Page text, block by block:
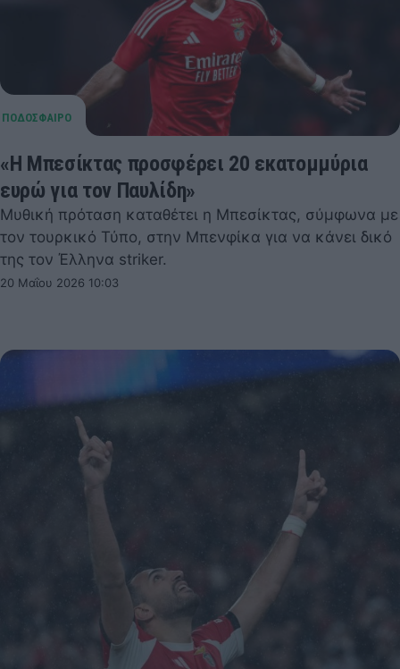
«Η Μπεσίκτας προσφέρει 20 εκατομμύρια
ευρώ για τον Παυλίδη»
Μυθική πρόταση καταθέτει η Μπεσίκτας, σύμφωνα με
τον τουρκικό Τύπο, στην Μπενφίκα για να κάνει δικό
της τον Έλληνα striker.
20 Μαΐου 2026 10:03